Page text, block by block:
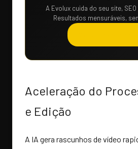
A Evolux cuida do seu site,
Resultados mensuráveis,
Aceleração do
e Edição
A IA gera rascunhos de vídeo